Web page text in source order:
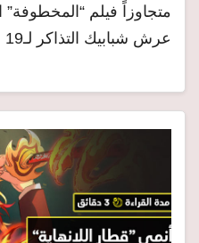
متجاوزاً فيلم
عرش شبابيك التذاكر لـ19 عاماً.